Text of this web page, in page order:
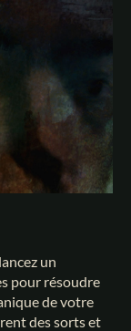
un
pour résoudre
de votre
des sorts et